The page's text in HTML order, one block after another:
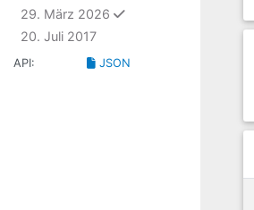
29. März 2026
ausgewählt
20. Juli 2017
API: JSON